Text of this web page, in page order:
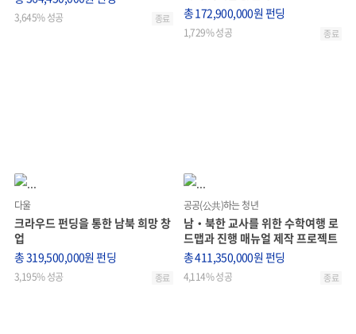
3,645% 성공 종료
총 172,900,000원 펀딩
1,729% 성공 종료
다울
크라우드 펀딩을 통한 남북 희망 창
업
총 319,500,000원 펀딩
3,195% 성공 종료
공공(公共)하는 청년
남‧북한 교사를 위한 수학여행 로
드맵과 진행 매뉴얼 제작 프로젝트
총 411,350,000원 펀딩
4,114% 성공 종료